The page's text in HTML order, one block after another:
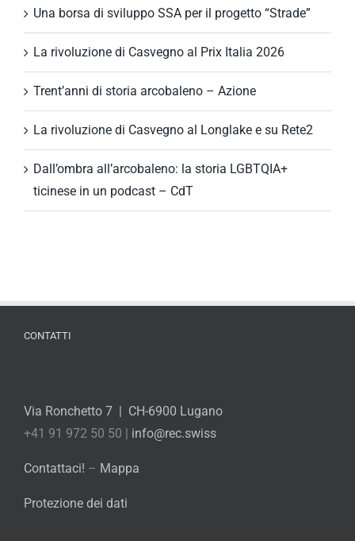
Una borsa di sviluppo SSA per il progetto “Strade”
La rivoluzione di Casvegno al Prix Italia 2026
Trent’anni di storia arcobaleno – Azione
La rivoluzione di Casvegno al Longlake e su Rete2
Dall’ombra all’arcobaleno: la storia LGBTQIA+
ticinese in un podcast – CdT
CONTATTI
Via Ronchetto 7 | CH-6900 Lugano
+41 91 972 50 50 | info@rec.swiss
Contattaci! – Mappa
Protezione dei dati